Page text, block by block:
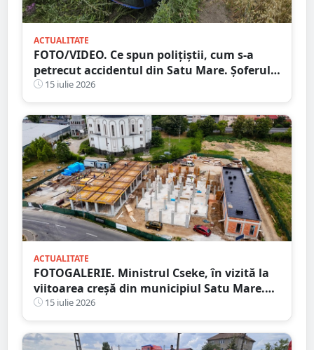
ACTUALITATE
FOTO/VIDEO. Ce spun polițiștii, cum s-a
petrecut accidentul din Satu Mare. Șoferul a
ajuns cu mașina răsturnată în șanț
15 iulie 2026
ACTUALITATE
FOTOGALERIE. Ministrul Cseke, în vizită la
viitoarea creșă din municipiul Satu Mare.
Ce spune primarul despre lucrări
15 iulie 2026